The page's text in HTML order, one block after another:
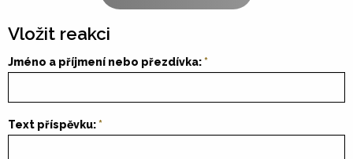
Vložit reakci
Jméno a příjmení nebo přezdívka:
Text příspěvku: